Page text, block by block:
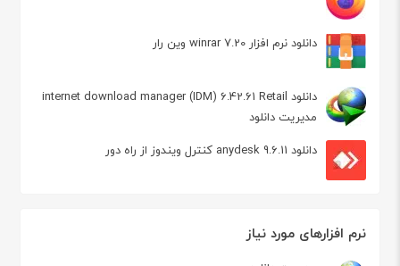
دانلود نرم افزار winrar 7.20 وین رار
دانلود internet download manager (IDM) 6.42.61 Retail
مدیریت دانلود
دانلود anydesk 9.6.11 کنترل ویندوز از راه دور
نرم افزارهای مورد نیاز